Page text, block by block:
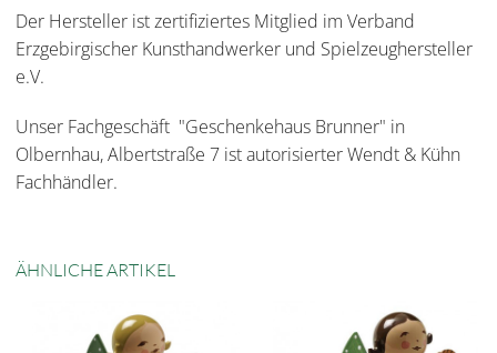
Der Hersteller ist zertifiziertes Mitglied im Verband
Erzgebirgischer Kunsthandwerker und Spielzeughersteller
e.V.
Unser Fachgeschäft "Geschenkehaus Brunner" in
Olbernhau, Albertstraße 7 ist autorisierter Wendt & Kühn
Fachhändler.
ÄHNLICHE ARTIKEL